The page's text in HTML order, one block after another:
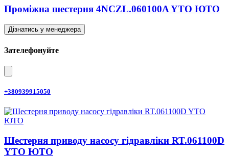
Проміжна шестерня 4NCZL.060100A YTO ЮТО
Дізнатись у менеджера
Зателефонуйте
+380939915050
Шестерня приводу насосу гідравліки RT.061100D
YTO ЮТО